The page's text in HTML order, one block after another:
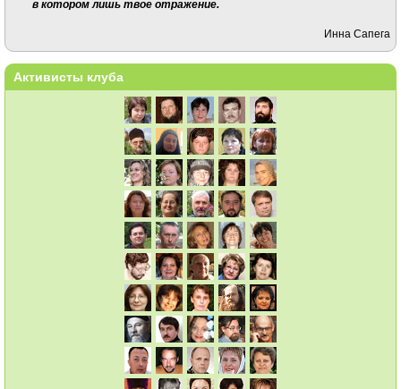
в котором лишь твое отражение.
Инна Сапега
Активисты клуба